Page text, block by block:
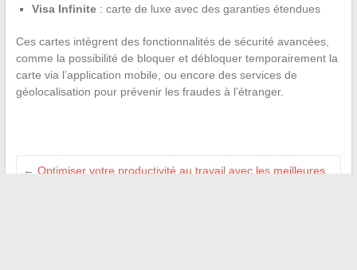
Visa Infinite: carte de luxe avec des garanties étendues
Ces cartes intègrent des fonctionnalités de sécurité avancées,
comme la possibilité de bloquer et débloquer temporairement la
carte via l’application mobile, ou encore des services de
géolocalisation pour prévenir les fraudes à l’étranger.
← Optimiser votre productivité au travail avec les meilleures